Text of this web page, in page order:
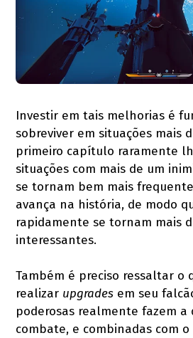
Investir em tais melhorias é
sobreviver em situações mais
primeiro capítulo raramente
situações com mais de um
se tornam bem mais
avança na história, de modo
rapidamente se tornam mais
interessantes.
Também é preciso ressaltar o
realizar upgrades em seu
poderosas realmente fazem a
combate, e combinadas com